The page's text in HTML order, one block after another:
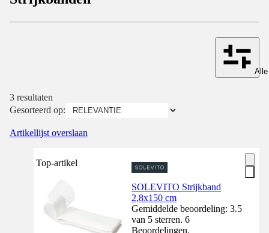
3 resultaten
Gesorteerd op:
Artikellijst overslaan
Top-artikel
SOLEVITO Strijkband
2,8x150 cm
Gemiddelde beoordeling: 3.5
van 5 sterren. 6
Beoordelingen.